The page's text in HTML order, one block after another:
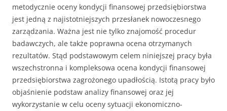
metodycznie oceny kondycji finansowej przedsiębiorstwa
jest jedną z najistotniejszych przesłanek nowoczesnego
zarządzania. Ważna jest nie tylko znajomość procedur
badawczych, ale także poprawna ocena otrzymanych
rezultatów. Stąd podstawowym celem niniejszej pracy była
wszechstronna i kompleksowa ocena kondycji finansowej
przedsiębiorstwa zagrożonego upadłością. Istotą pracy było
objaśnienie podstaw analizy finansowej oraz jej
wykorzystanie w celu oceny sytuacji ekonomiczno-